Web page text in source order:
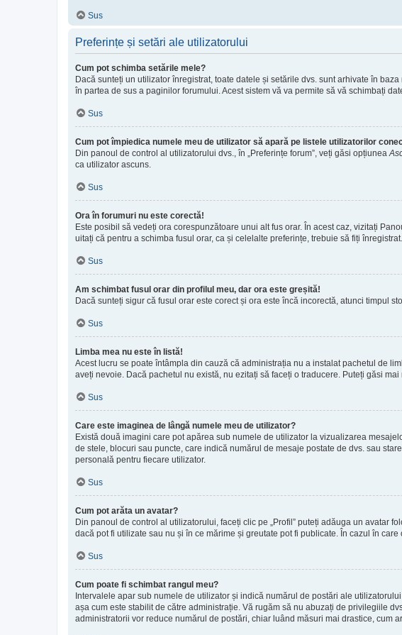
Sus
Preferințe și setări ale utilizatorului
Cum pot schimba setările mele?
Dacă sunteți un utilizator înregistrat, toate datele și setările dvs. sunt arhivate în
în partea de sus a paginilor forumului. Acest sistem vă va permite să vă schimbați
Sus
Cum pot împiedica numele meu de utilizator să apară pe listele utilizatorilor
Din panoul de control al utilizatorului dvs., în „Preferințe forum”, veți găsi opțiunea
ca utilizator ascuns.
Sus
Ora în forumuri nu este corectă!
Este posibil să vedeți ora corespunzătoare unui alt fus orar. În acest caz, vizitați
uitați că pentru a schimba fusul orar, ca și celelalte preferințe, trebuie să fiți
Sus
Am schimbat fusul orar din profilul meu, dar ora este greșită!
Dacă sunteți sigur că fusul orar este corect și ora este încă incorectă, atunci timpul
Sus
Limba mea nu este în listă!
Acest lucru se poate întâmpla din cauză că administrația nu a instalat pachetul de
aveți nevoie. Dacă pachetul nu există, nu ezitați să faceți o traducere. Puteți găsi
Sus
Care este imaginea de lângă numele meu de utilizator?
Există două imagini care pot apărea sub numele de utilizator la vizualizarea
de stele, blocuri sau puncte, care indică numărul de mesaje postate de dvs. sau
personală pentru fiecare utilizator.
Sus
Cum pot arăta un avatar?
Din panoul de control al utilizatorului, faceți clic pe „Profil” puteți adăuga un avatar
dacă pot fi utilizate sau nu și în ce mărime și greutate pot fi publicate. În cazul în
Sus
Cum poate fi schimbat rangul meu?
Intervalele apar sub numele de utilizator și indică numărul de postări ale
așa cum este stabilit de către administrație. Vă rugăm să nu abuzați de privilegiile
administratorii vor reduce numărul de postări, chiar luând măsuri mai drastice, cum